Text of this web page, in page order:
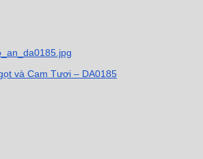
và Cam Tươi – DA0185